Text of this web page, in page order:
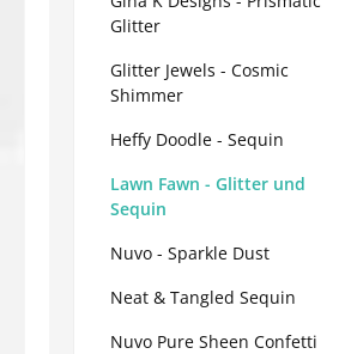
Glitter
Glitter Jewels - Cosmic
Shimmer
Heffy Doodle - Sequin
Lawn Fawn - Glitter und
Sequin
Nuvo - Sparkle Dust
Neat & Tangled Sequin
Nuvo Pure Sheen Confetti